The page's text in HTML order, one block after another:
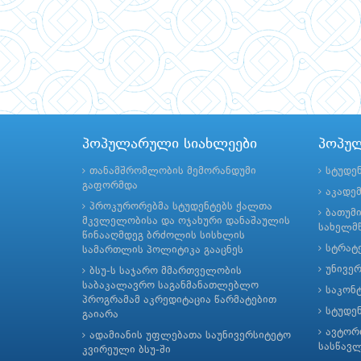
პოპულარული სიახლეები
თანამშრომლობის მემორანდუმი
გაფორმდა
პროკურორებმა სტუდენტებს ქალთა
მკვლელობისა და ოჯახური დანაშაულის
წინააღმდეგ ბრძოლის სისხლის
სამართლის პოლიტიკა გააცნეს
ბსუ-ს საჯარო მმართველობის
საბაკალავრო საგანმანათლებლო
პროგრამამ აკრედიტაცია წარმატებით
გაიარა
ადამიანის უფლებათა საუნივერსიტეტო
კვირეული ბსუ-ში